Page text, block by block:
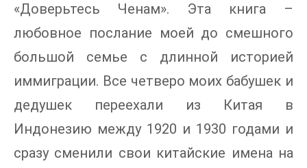
«Доверьтесь Ченам». Эта книга –
любовное послание моей до смешного
большой семье с длинной историей
иммиграции. Все четверо моих бабушек и
дедушек переехали из Китая в
Индонезию между 1920 и 1930 годами и
сразу сменили свои китайские имена на